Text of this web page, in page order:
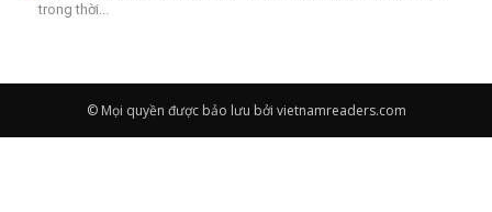
trong thời...
© Mọi quyền được bảo lưu bởi vietnamreaders.com